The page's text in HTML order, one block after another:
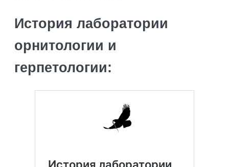
История лаборатории
орнитологии и
герпетологии: